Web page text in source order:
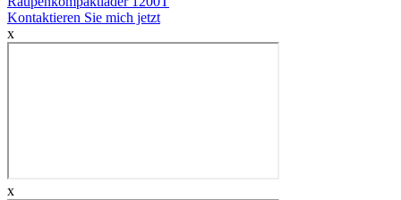
Kontaktieren Sie mich jetzt
x
x